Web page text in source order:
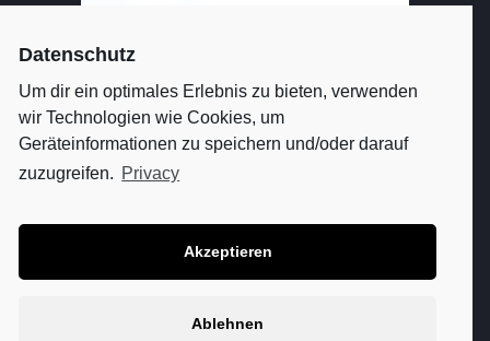
SO FINDEN SIE UNS
Datenschutz
Um dir ein optimales Erlebnis zu bieten, verwenden
wir Technologien wie Cookies, um
Geräteinformationen zu speichern und/oder darauf
zuzugreifen. Privacy
Akzeptieren
Ablehnen